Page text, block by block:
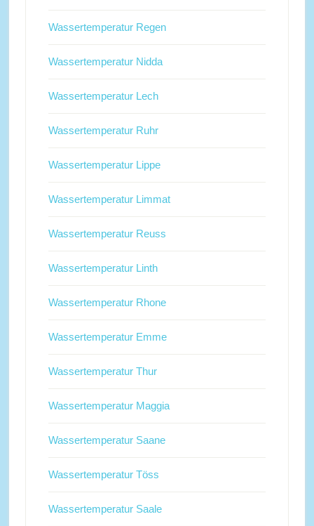
Wassertemperatur Regen
Wassertemperatur Nidda
Wassertemperatur Lech
Wassertemperatur Ruhr
Wassertemperatur Lippe
Wassertemperatur Limmat
Wassertemperatur Reuss
Wassertemperatur Linth
Wassertemperatur Rhone
Wassertemperatur Emme
Wassertemperatur Thur
Wassertemperatur Maggia
Wassertemperatur Saane
Wassertemperatur Töss
Wassertemperatur Saale